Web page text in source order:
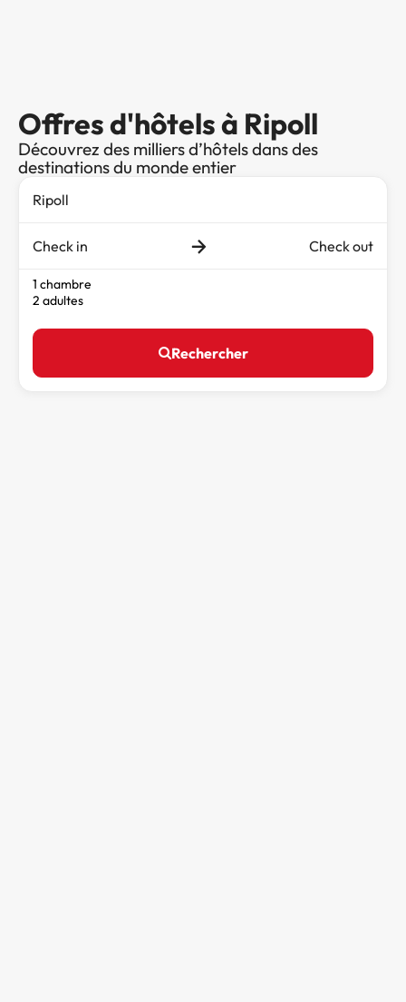
Offres d'hôtels à Ripoll
Découvrez des milliers d’hôtels dans des
destinations du monde entier
Check in Check out
1 chambre
2 adultes
Rechercher